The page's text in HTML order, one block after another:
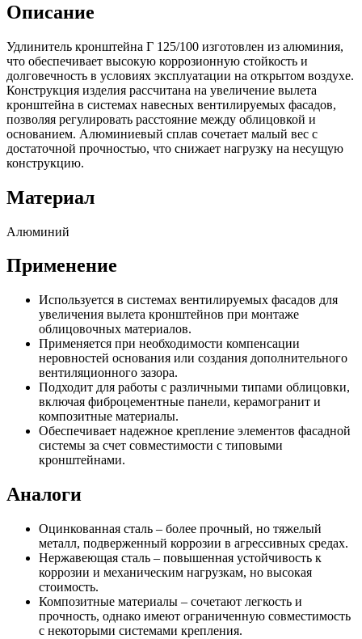
Описание
Удлинитель кронштейна Г 125/100 изготовлен из алюминия,
что обеспечивает высокую коррозионную стойкость и
долговечность в условиях эксплуатации на открытом воздухе.
Конструкция изделия рассчитана на увеличение вылета
кронштейна в системах навесных вентилируемых фасадов,
позволяя регулировать расстояние между облицовкой и
основанием. Алюминиевый сплав сочетает малый вес с
достаточной прочностью, что снижает нагрузку на несущую
конструкцию.
Материал
Алюминий
Применение
Используется в системах вентилируемых фасадов для
увеличения вылета кронштейнов при монтаже
облицовочных материалов.
Применяется при необходимости компенсации
неровностей основания или создания дополнительного
вентиляционного зазора.
Подходит для работы с различными типами облицовки,
включая фиброцементные панели, керамогранит и
композитные материалы.
Обеспечивает надежное крепление элементов фасадной
системы за счет совместимости с типовыми
кронштейнами.
Аналоги
Оцинкованная сталь – более прочный, но тяжелый
металл, подверженный коррозии в агрессивных средах.
Нержавеющая сталь – повышенная устойчивость к
коррозии и механическим нагрузкам, но высокая
стоимость.
Композитные материалы – сочетают легкость и
прочность, однако имеют ограниченную совместимость
с некоторыми системами крепления.